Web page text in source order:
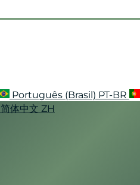
Português (Brasil) PT-BR
简体中文 ZH